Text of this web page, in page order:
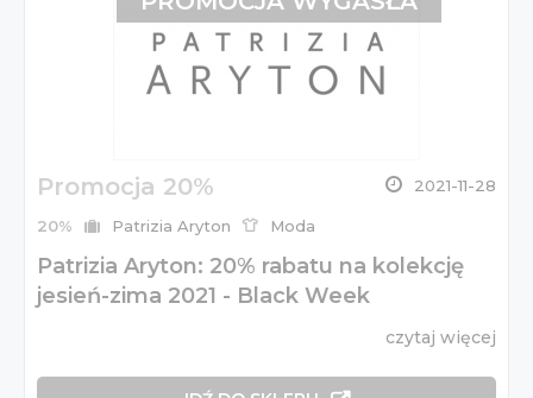
Promocja 20% 2021-11-28
20% Patrizia Aryton Moda
Patrizia Aryton: 20% rabatu na kolekcję
jesień-zima 2021 - Black Week
czytaj więcej